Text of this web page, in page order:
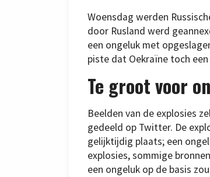
Woensdag werden
door Rusland werd
een ongeluk met
piste dat Oekraïne toch
Te groot voor
Beelden van de explosies
gedeeld op Twitter. De
gelijktijdig plaats; een
explosies, sommige
een ongeluk op de basis